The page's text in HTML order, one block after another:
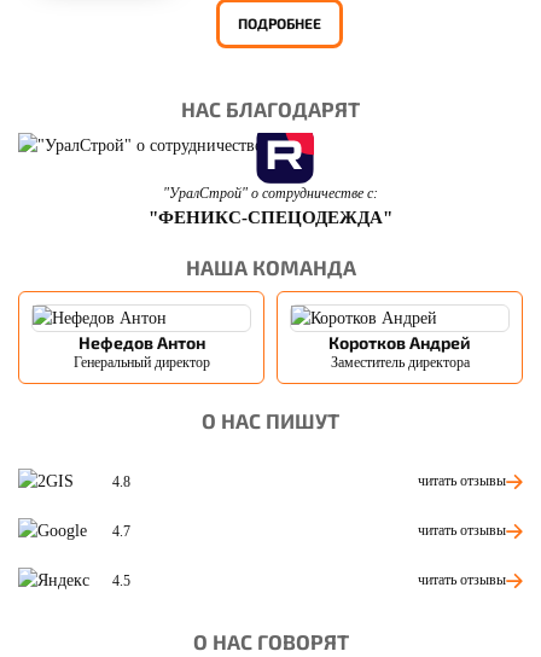
ПОДРОБНЕЕ
НАС БЛАГОДАРЯТ
"УралСтрой" о сотрудничестве с:
"ФЕНИКС-СПЕЦОДЕЖДА"
НАША КОМАНДА
Нефедов Антон
Генеральный директор
Коротков Андрей
Заместитель директора
О НАС ПИШУТ
4.8 читать отзывы
4.7 читать отзывы
4.5 читать отзывы
О НАС ГОВОРЯТ